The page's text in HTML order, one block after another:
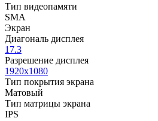
Тип видеопамяти
SMA
Экран
Диагональ дисплея
17.3
Разрешение дисплея
1920x1080
Тип покрытия экрана
Матовый
Тип матрицы экрана
IPS